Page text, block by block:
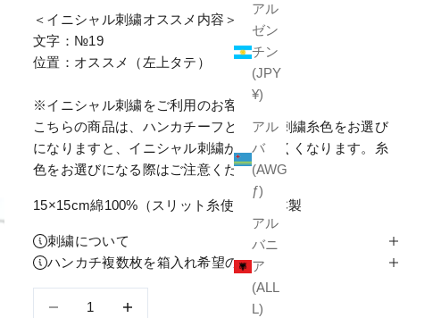
アル
ゼン
チン
(JPY
¥)
アル
バ
(AWG
ƒ)
アル
バニ
ア
(ALL
L)
＜イニシャル刺繍オススメ内容＞
文字：№19
位置：オススメ（左上タテ）
※イニシャル刺繍をご利用のお客様へ
こちらの商品は、ハンカチーフと同色の刺繍糸色をお選び
になりますと、イニシャル刺繍が見えにくくなります。糸
色をお選びになる際はご注意ください。
15×15cm綿100%（スリット糸使用）日本製
刺繍について
ハンカチ複数枚を箱入れ希望の方へ